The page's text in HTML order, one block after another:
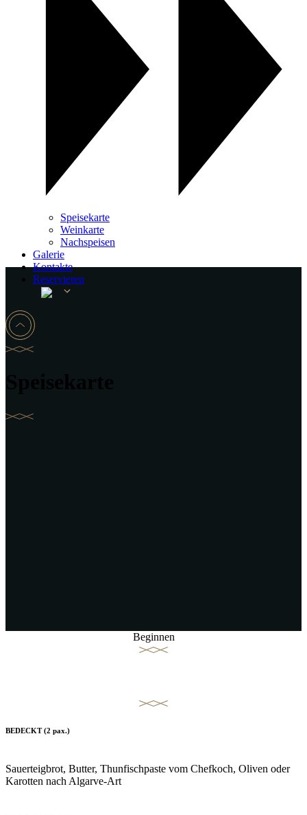
Speisekarte
Weinkarte
Nachspeisen
Galerie
Kontakte
Reservieren
Beginnen
BEDECKT (2 pax.)
Sauerteigbrot, Butter, Thunfischpaste vom Chefkoch, Oliven oder
Karotten nach Algarve-Art